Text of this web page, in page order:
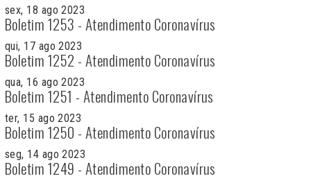
sex, 18 ago 2023
Boletim 1253 - Atendimento Coronavírus
qui, 17 ago 2023
Boletim 1252 - Atendimento Coronavírus
qua, 16 ago 2023
Boletim 1251 - Atendimento Coronavírus
ter, 15 ago 2023
Boletim 1250 - Atendimento Coronavírus
seg, 14 ago 2023
Boletim 1249 - Atendimento Coronavírus